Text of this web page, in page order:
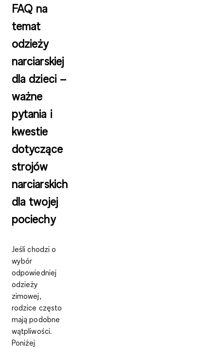
FAQ na
temat
odzieży
narciarskiej
dla dzieci –
ważne
pytania i
kwestie
dotyczące
strojów
narciarskich
dla twojej
pociechy
Jeśli chodzi o
wybór
odpowiedniej
odzieży
zimowej,
rodzice często
mają podobne
wątpliwości.
Poniżej